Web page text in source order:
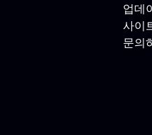
업데
사이
문의